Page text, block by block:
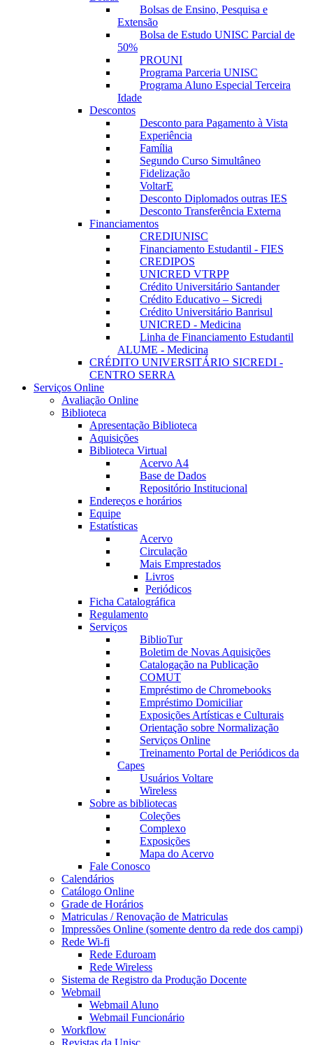
Bolsas de Ensino, Pesquisa e
Extensão
Bolsa de Estudo UNISC Parcial de
50%
PROUNI
Programa Parceria UNISC
Programa Aluno Especial Terceira
Idade
Descontos
Desconto para Pagamento à Vista
Experiência
Família
Segundo Curso Simultâneo
Fidelização
VoltarE
Desconto Diplomados outras IES
Desconto Transferência Externa
Financiamentos
CREDIUNISC
Financiamento Estudantil - FIES
CREDIPOS
UNICRED VTRPP
Crédito Universitário Santander
Crédito Educativo – Sicredi
Crédito Universitário Banrisul
UNICRED - Medicina
Linha de Financiamento Estudantil
ALUME - Medicina
CRÉDITO UNIVERSITÁRIO SICREDI -
CENTRO SERRA
Serviços Online
Avaliação Online
Biblioteca
Apresentação Biblioteca
Aquisições
Biblioteca Virtual
Acervo A4
Base de Dados
Repositório Institucional
Endereços e horários
Equipe
Estatísticas
Acervo
Circulação
Mais Emprestados
Livros
Periódicos
Ficha Catalográfica
Regulamento
Serviços
BiblioTur
Boletim de Novas Aquisições
Catalogação na Publicação
COMUT
Empréstimo de Chromebooks
Empréstimo Domiciliar
Exposições Artísticas e Culturais
Orientação sobre Normalização
Serviços Online
Treinamento Portal de Periódicos da
Capes
Usuários Voltare
Wireless
Sobre as bibliotecas
Coleções
Complexo
Exposições
Mapa do Acervo
Fale Conosco
Calendários
Catálogo Online
Grade de Horários
Matriculas / Renovação de Matriculas
Impressões Online (somente dentro da rede dos campi)
Rede Wi-fi
Rede Eduroam
Rede Wireless
Sistema de Registro da Produção Docente
Webmail
Webmail Aluno
Webmail Funcionário
Workflow